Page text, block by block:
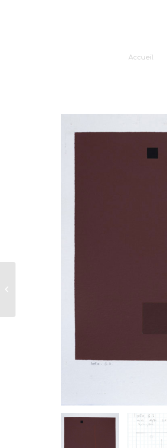
Accueil
1063 G 1 – Suite Brun
Vert Rouge Foncé –